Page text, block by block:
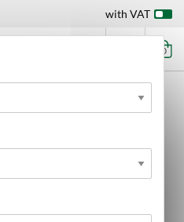
with VAT
0